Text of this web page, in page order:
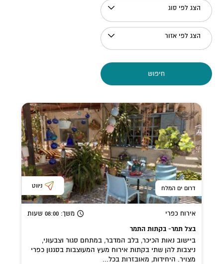
הצג לפי סוג
הצג לפי אזור
חיפוש
דרום ים המלח ניווט
אירוח כפרי משך: 08:00 שעות
בצל תמר- בקתות התמר
ביישוב נאות הכיכר, בלב המדבר, במתחם סגור וצבעוני,
ניצבות להן שתי בקתות אירוח מעץ המעוצבות בסגנון כפרי
מצויר. היחידות, מאובזרות בכל...